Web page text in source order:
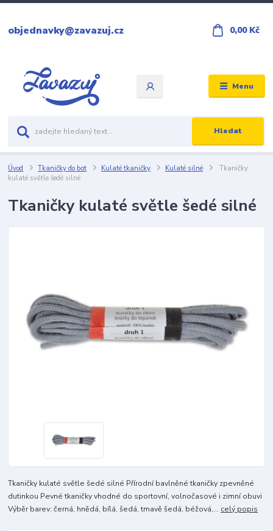
Menu
Hledat
objednavky@zavazuj.cz 0,00 Kč
Úvod Tkaničky do bot Kulaté tkaničky Kulaté silné
Tkaničky
kulaté světle šedé silné
Tkaničky kulaté světle šedé silné
Tkaničky kulaté světle šedé silné Přírodní bavlněné tkaničky zpevněné
dutinkou Pevné tkaničky vhodné do sportovní, volnočasové i zimní obuvi
Výběr barev: černá, hnědá, bílá, šedá, tmavě šedá, béžová,... celý popis